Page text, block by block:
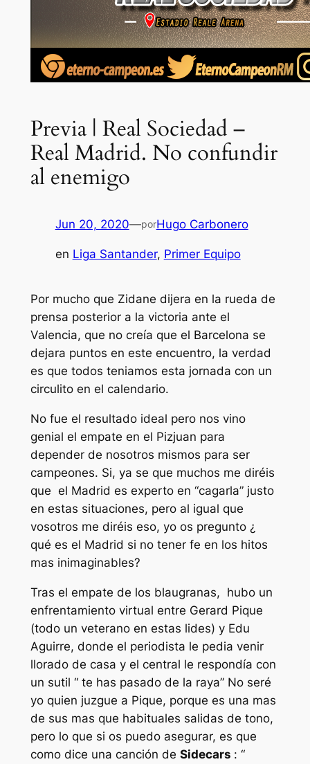
Previa | Real Sociedad –
Real Madrid. No confundir
al enemigo
Jun 20, 2020—porHugo Carbonero
en Liga Santander, Primer Equipo
Por mucho que Zidane dijera en la rueda de
prensa posterior a la victoria ante el
Valencia, que no creía que el Barcelona se
dejara puntos en este encuentro, la verdad
es que todos teniamos esta jornada con un
circulito en el calendario.
No fue el resultado ideal pero nos vino
genial el empate en el Pizjuan para
depender de nosotros mismos para ser
campeones. Si, ya se que muchos me diréis
que el Madrid es experto en “cagarla” justo
en estas situaciones, pero al igual que
vosotros me diréis eso, yo os pregunto ¿
qué es el Madrid si no tener fe en los hitos
mas inimaginables?
Tras el empate de los blaugranas, hubo un
enfrentamiento virtual entre Gerard Pique
(todo un veterano en estas lides) y Edu
Aguirre, donde el periodista le pedia venir
llorado de casa y el central le respondía con
un sutil “ te has pasado de la raya” No seré
yo quien juzgue a Pique, porque es una mas
de sus mas que habituales salidas de tono,
pero lo que si os puedo asegurar, es que
como dice una canción de Sidecars : “